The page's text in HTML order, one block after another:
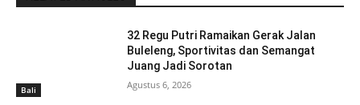
Bali
32 Regu Putri Ramaikan Gerak Jalan
Buleleng, Sportivitas dan Semangat
Juang Jadi Sorotan
Agustus 6, 2026